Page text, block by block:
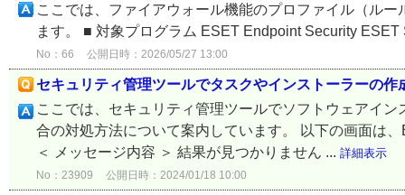
ここでは、ファイアウォール機能のプロファイル（ル
ます。 ■ 対象プログラム ESET Endpoint Security
No：66 公開日時：2026/05/27 13:00
セキュリティ管理ツールでタスクやインストーラーの作
ここでは、セキュリティ管理ツールでソフトウェアイ
合の対処方法について案内しています。 以下の画面は
＜ メッセージ内容 ＞ 結果が見つかりません ... 詳細表示
No：23909 公開日時：2024/01/18 10:00